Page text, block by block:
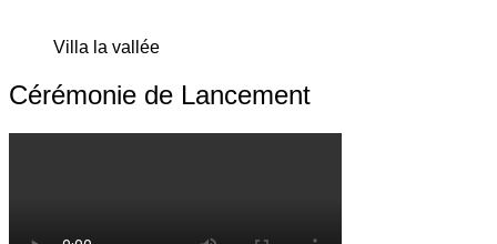
Villa la vallée
Cérémonie de Lancement